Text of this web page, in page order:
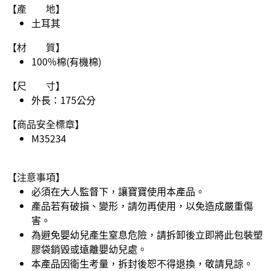
【產 地】
土耳其
【材 質】
100%棉(有機棉)
【尺 寸】
外長：175公分
【商品安全標章】
M35234
【注意事項】
必須在大人監督下，讓寶寶使用本產品。
產品若有破損、變形，請勿再使用，以免造成嚴重傷
害。
為避免嬰幼兒產生窒息危險，請拆卸後立即將此包裝塑
膠袋銷毀或遠離嬰幼兒處。
本產品因衛生考量，拆封後恕不得退換，敬請見諒。